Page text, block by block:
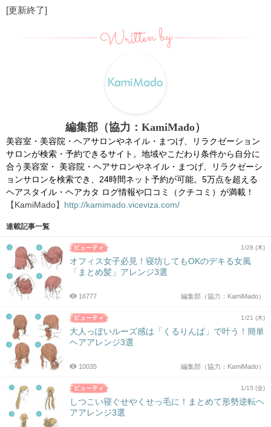
[更新終了]
Written by
編集部（協力：KamiMado）
美容室・美容院・ヘアサロンやネイル・まつげ、リラクゼーション
サロンが検索・予約できるサイト。地域やこだわり条件から自分に
合う美容室・ 美容院・ヘアサロンやネイル・まつげ、リラクゼーシ
ョンサロンを検索でき、24時間ネット予約が可能。5万点を超える
ヘアスタイル・ ヘアカタ ログ情報や口コミ（クチコミ）が満載！
【KamiMado】
http://kamimado.viceviza.com/
連載記事一覧
1/28 (木)
オフィス女子必見！寝坊してもOKのデキる女風
「まとめ髪」アレンジ3選
編集部（協力：KamiMado）
16777
1/21 (木)
大人っぽいルーズ感は「くるりんぱ」で叶う！簡単
ヘアアレンジ3選
編集部（協力：KamiMado）
10035
1/15 (金)
しつこい寝ぐせやくせっ毛に！まとめて形勢逆転ヘ
アアレンジ3選